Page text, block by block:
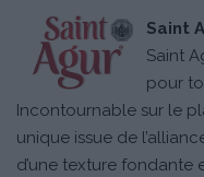
Saint
Saint
pour
Incontournable sur le
unique issue de
d’une texture fondante